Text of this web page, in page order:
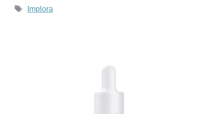
Tag
Implora